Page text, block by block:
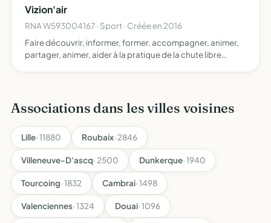
Vizion'air
RNA W593004167 · Sport · Créée en 2016
Faire découvrir, informer, former, accompagner, animer,
partager, animer, aider à la pratique de la chute libre
Associations dans les villes voisines
Lille· 11880 Roubaix· 2846
Villeneuve-D'ascq· 2500 Dunkerque· 1940
Tourcoing· 1832 Cambrai· 1498
Valenciennes· 1324 Douai· 1096